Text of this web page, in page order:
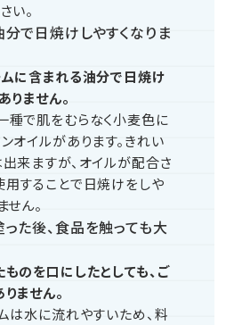
い。
で日焼けしやすくなりま
に含まれる油分で日焼け
りません。
で肌をむらなく小麦色に
オイルがあります。きれい
来ますが、オイルが配合さ
することで日焼けをしや
せん。
た後、食品を触っても大
のを口にしたとしても、ご
ません。
は水に流れやすいため、料